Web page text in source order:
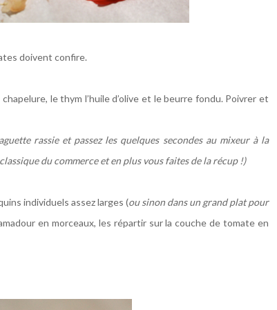
doivent confire.
le thym l’huile d’olive et le beurre fondu. Poivrer et
rassie et passez les quelques secondes au mixeur à la
du commerce et en plus vous faites de la récup !)
individuels assez larges (ou sinon dans un grand plat pour
en morceaux, les répartir sur la couche de tomate en